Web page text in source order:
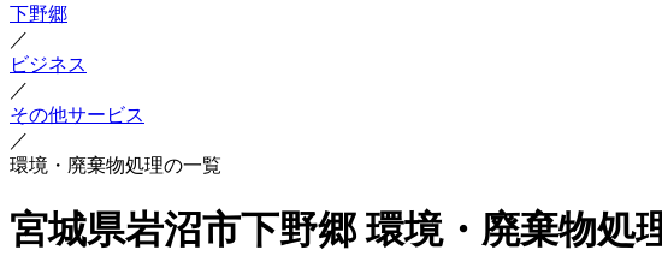
下野郷
／
ビジネス
／
その他サービス
／
環境・廃棄物処理の一覧
宮城県岩沼市下野郷 環境・廃棄物処